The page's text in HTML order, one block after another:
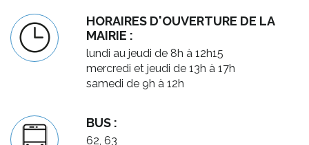
HORAIRES D'OUVERTURE DE LA
MAIRIE :
lundi au jeudi de 8h à 12h15
mercredi et jeudi de 13h à 17h
samedi de 9h à 12h
BUS :
62, 63